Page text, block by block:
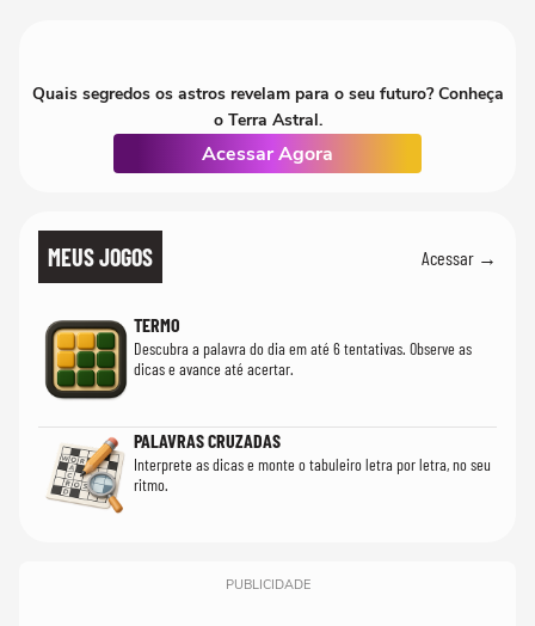
Quais segredos os astros revelam para o seu futuro? Conheça
o Terra Astral.
Acessar Agora
MEUS JOGOS Acessar →
TERMO
Descubra a palavra do dia em até 6 tentativas. Observe as
dicas e avance até acertar.
PALAVRAS CRUZADAS
Interprete as dicas e monte o tabuleiro letra por letra, no seu
ritmo.
PUBLICIDADE